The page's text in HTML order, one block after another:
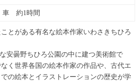
車 約1時間
とがある有名な絵本作家いわさきちひろ
安曇野ちひろ公園の中に建つ美術館で
く世界各国の絵本作家の作品や、古代エ
の絵本とイラストレーションの歴史が学